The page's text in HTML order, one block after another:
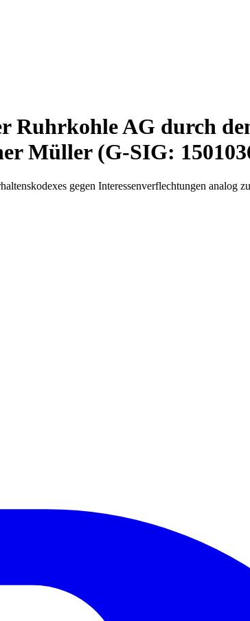
Ruhrkohle AG durch
Müller (G-SIG:
gegen Interessenverflechtungen analog